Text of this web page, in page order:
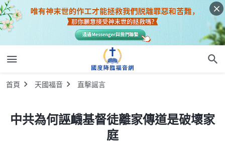
首頁 天國福音 直擊謡言
中共為何誣衊基督徒離家傳道是破壞家
庭